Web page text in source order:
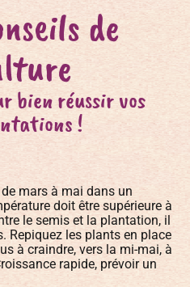
de
bien réussir vos
!
mars à mai dans un
doit être supérieure à
le semis et la plantation, il
Repiquez les plants en place
à craindre, vers la mi-mai, à
rapide, prévoir un